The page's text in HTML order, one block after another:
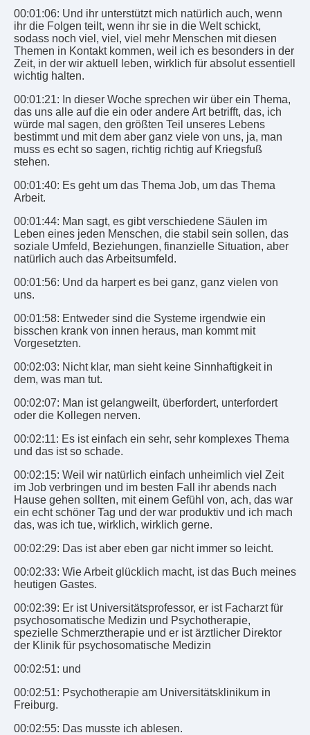
00:01:06: Und ihr unterstützt mich natürlich auch, wenn
ihr die Folgen teilt, wenn ihr sie in die Welt schickt,
sodass noch viel, viel, viel mehr Menschen mit diesen
Themen in Kontakt kommen, weil ich es besonders in der
Zeit, in der wir aktuell leben, wirklich für absolut essentiell
wichtig halten.
00:01:21: In dieser Woche sprechen wir über ein Thema,
das uns alle auf die ein oder andere Art betrifft, das, ich
würde mal sagen, den größten Teil unseres Lebens
bestimmt und mit dem aber ganz viele von uns, ja, man
muss es echt so sagen, richtig richtig auf Kriegsfuß
stehen.
00:01:40: Es geht um das Thema Job, um das Thema
Arbeit.
00:01:44: Man sagt, es gibt verschiedene Säulen im
Leben eines jeden Menschen, die stabil sein sollen, das
soziale Umfeld, Beziehungen, finanzielle Situation, aber
natürlich auch das Arbeitsumfeld.
00:01:56: Und da harpert es bei ganz, ganz vielen von
uns.
00:01:58: Entweder sind die Systeme irgendwie ein
bisschen krank von innen heraus, man kommt mit
Vorgesetzten.
00:02:03: Nicht klar, man sieht keine Sinnhaftigkeit in
dem, was man tut.
00:02:07: Man ist gelangweilt, überfordert, unterfordert
oder die Kollegen nerven.
00:02:11: Es ist einfach ein sehr, sehr komplexes Thema
und das ist so schade.
00:02:15: Weil wir natürlich einfach unheimlich viel Zeit
im Job verbringen und im besten Fall ihr abends nach
Hause gehen sollten, mit einem Gefühl von, ach, das war
ein echt schöner Tag und der war produktiv und ich mach
das, was ich tue, wirklich, wirklich gerne.
00:02:29: Das ist aber eben gar nicht immer so leicht.
00:02:33: Wie Arbeit glücklich macht, ist das Buch meines
heutigen Gastes.
00:02:39: Er ist Universitätsprofessor, er ist Facharzt für
psychosomatische Medizin und Psychotherapie,
spezielle Schmerztherapie und er ist ärztlicher Direktor
der Klinik für psychosomatische Medizin
00:02:51: und
00:02:51: Psychotherapie am Universitätsklinikum in
Freiburg.
00:02:55: Das musste ich ablesen.